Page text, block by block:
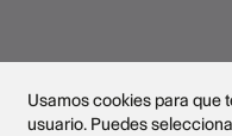
Usamos cookies para que
usuario. Puedes